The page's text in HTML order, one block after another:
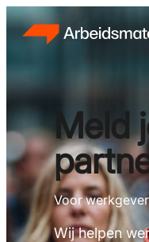
Meld
Voor
Wij helpen